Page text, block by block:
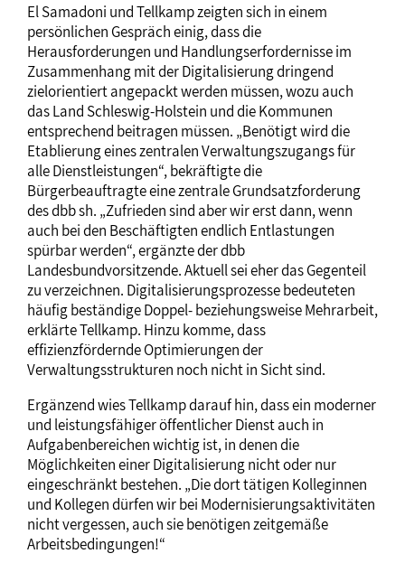
El Samadoni und Tellkamp zeigten sich in einem
persönlichen Gespräch einig, dass die
Herausforderungen und Handlungserfordernisse im
Zusammenhang mit der Digitalisierung dringend
zielorientiert angepackt werden müssen, wozu auch
das Land Schleswig-Holstein und die Kommunen
entsprechend beitragen müssen. „Benötigt wird die
Etablierung eines zentralen Verwaltungszugangs für
alle Dienstleistungen“, bekräftigte die
Bürgerbeauftragte eine zentrale Grundsatzforderung
des dbb sh. „Zufrieden sind aber wir erst dann, wenn
auch bei den Beschäftigten endlich Entlastungen
spürbar werden“, ergänzte der dbb
Landesbundvorsitzende. Aktuell sei eher das Gegenteil
zu verzeichnen. Digitalisierungsprozesse bedeuteten
häufig beständige Doppel- beziehungsweise Mehrarbeit,
erklärte Tellkamp. Hinzu komme, dass
effizienzfördernde Optimierungen der
Verwaltungsstrukturen noch nicht in Sicht sind.
Ergänzend wies Tellkamp darauf hin, dass ein moderner
und leistungsfähiger öffentlicher Dienst auch in
Aufgabenbereichen wichtig ist, in denen die
Möglichkeiten einer Digitalisierung nicht oder nur
eingeschränkt bestehen. „Die dort tätigen Kolleginnen
und Kollegen dürfen wir bei Modernisierungsaktivitäten
nicht vergessen, auch sie benötigen zeitgemäße
Arbeitsbedingungen!“